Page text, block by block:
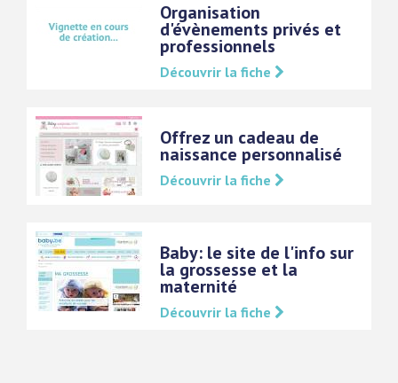
Organisation
d'évènements privés et
professionnels
Découvrir la fiche
Offrez un cadeau de
naissance personnalisé
Découvrir la fiche
Baby: le site de l'info sur
la grossesse et la
maternité
Découvrir la fiche